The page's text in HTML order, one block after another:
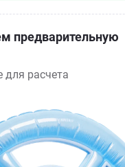
предварительную
для расчета